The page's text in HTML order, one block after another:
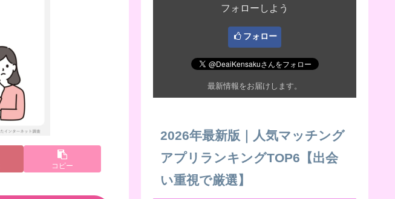
コピー
フォローしよう
フォロー
最新情報をお届けします。
2026年最新版｜人気マッチング
アプリランキングTOP6【出会
い重視で厳選】